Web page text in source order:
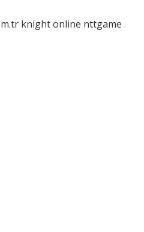
knight online nttgame